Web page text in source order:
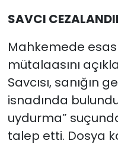
SAVCI
Mahkemede
mütalaasını
Savcısı, sanığın
isnadında
uydurma”
talep etti. Dosya